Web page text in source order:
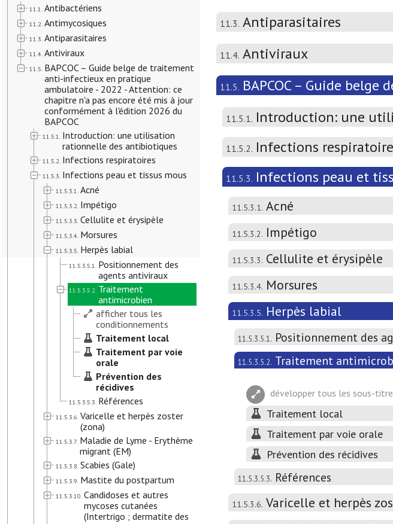
11.1. Antibactériens
11.2. Antimycosiques
11.3. Antiparasitaires
11.4. Antiviraux
11.5. BAPCOC – Guide belge de traitement
anti-infectieux en pratique
ambulatoire - 2022 - Attention: ce
chapitre n'a pas encore été mis à jour
conformément à l'édition 2026 du
BAPCOC
11.5.1. Introduction: une utilisation
rationnelle des antibiotiques
11.5.2. Infections respiratoires
11.5.3. Infections peau et tissus mous
11.5.3.1. Acné
11.5.3.2. Impétigo
11.5.3.3. Cellulite et érysipèle
11.5.3.4. Morsures
11.5.3.5. Herpès labial
11.5.3.5.1. Positionnement des
agents antiviraux
11.5.3.5.2. Traitement
antimicrobien
afficher tous les
conditionnements
Traitement local
Traitement par voie
orale
Prévention des
récidives
11.5.3.5.3. Références
11.5.3.6. Varicelle et herpès zoster
(zona)
11.5.3.7. Maladie de Lyme - Erythème
migrant (EM)
11.5.3.8. Scabies (Gale)
11.5.3.9. Mastite du postpartum
11.5.3.10. Candidoses et autres
mycoses cutanées
(Intertrigo ; dermatite des
11.3. Antiparasitaires
11.4. Antiviraux
11.5. BAPCOC – Guide
11.5.1. Introduction: une
11.5.2. Infections
11.5.3. Infections peau et
11.5.3.1. Acné
11.5.3.2. Impétigo
11.5.3.3. Cellulite et érysipèle
11.5.3.4. Morsures
11.5.3.5. Herpès labial
11.5.3.5.1. Positionnement des
11.5.3.5.2. Traitement
développer tous les sous-
Traitement local
Traitement par voie orale
Prévention des récidives
11.5.3.5.3. Références
11.5.3.6. Varicelle et herpès